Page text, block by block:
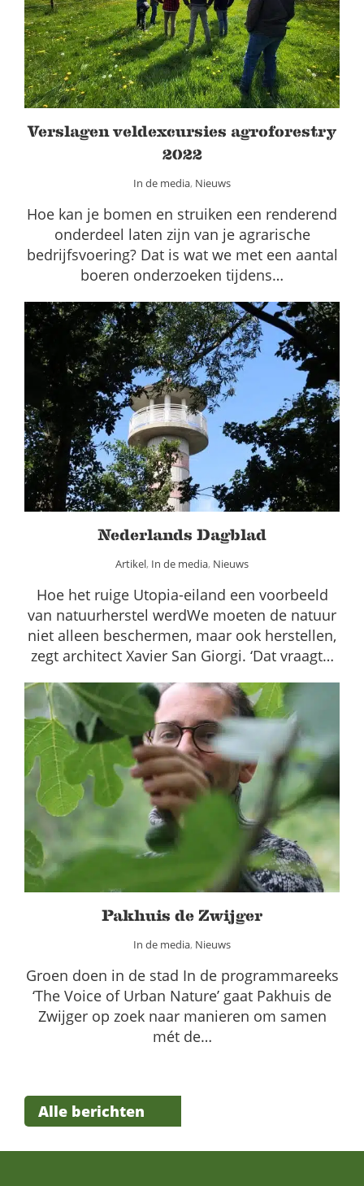
2022
In de media Nieuws
Verslagen veldexcursies agroforestry
2022
In de media, Nieuws
Hoe kan je bomen en struiken een renderend
onderdeel laten zijn van je agrarische
bedrijfsvoering? Dat is wat we met een aantal
boeren onderzoeken tijdens…
Nederlands Dagblad
Artikel In de media Nieuws
Nederlands Dagblad
Artikel, In de media, Nieuws
Hoe het ruige Utopia-eiland een voorbeeld
van natuurherstel werdWe moeten de natuur
niet alleen beschermen, maar ook herstellen,
zegt architect Xavier San Giorgi. ‘Dat vraagt…
Pakhuis de Zwijger
In de media Nieuws
Pakhuis de Zwijger
In de media, Nieuws
Groen doen in de stad In de programmareeks
‘The Voice of Urban Nature’ gaat Pakhuis de
Zwijger op zoek naar manieren om samen
mét de…
Alle berichten